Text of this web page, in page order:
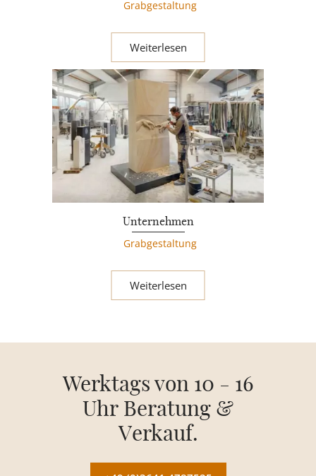
Grabgestaltung
Weiterlesen
Unternehmen
Grabgestaltung
Weiterlesen
Werktags von 10 - 16
Uhr Beratung &
Verkauf.